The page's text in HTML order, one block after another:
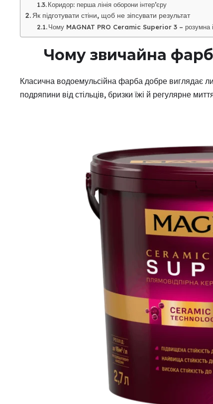
Коридор: перша лінія оборони інтер’єру
Як підготувати стіни, щоб не зіпсувати результат
Чому MAGNAT PRO Ceramic Superior 3 – розумна
Чому звичайна
Класична водоемульсійна фарба добре виглядає
подряпини від стільців, бризки їжі й регулярне